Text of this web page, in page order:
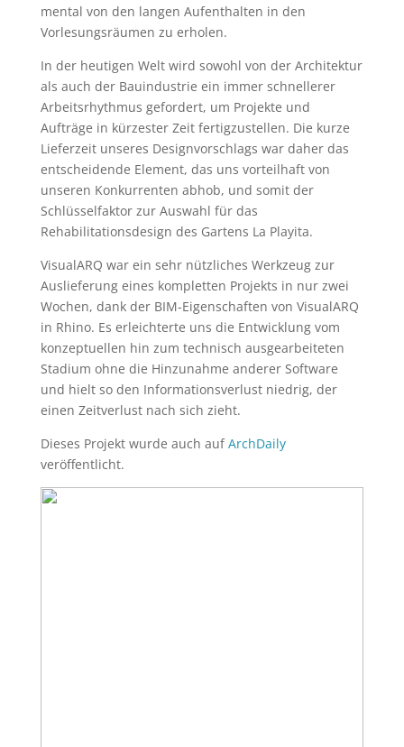
mental von den langen Aufenthalten in den
Vorlesungsräumen zu erholen.
In der heutigen Welt wird sowohl von der Architektur
als auch der Bauindustrie ein immer schnellerer
Arbeitsrhythmus gefordert, um Projekte und
Aufträge in kürzester Zeit fertigzustellen. Die kurze
Lieferzeit unseres Designvorschlags war daher das
entscheidende Element, das uns vorteilhaft von
unseren Konkurrenten abhob, und somit der
Schlüsselfaktor zur Auswahl für das
Rehabilitationsdesign des Gartens La Playita.
VisualARQ war ein sehr nützliches Werkzeug zur
Auslieferung eines kompletten Projekts in nur zwei
Wochen, dank der BIM-Eigenschaften von VisualARQ
in Rhino. Es erleichterte uns die Entwicklung vom
konzeptuellen hin zum technisch ausgearbeiteten
Stadium ohne die Hinzunahme anderer Software
und hielt so den Informationsverlust niedrig, der
einen Zeitverlust nach sich zieht.
Dieses Projekt wurde auch aufArchDaily
veröffentlicht.